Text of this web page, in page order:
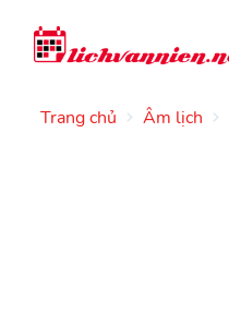
Trang chủ Âm lịch